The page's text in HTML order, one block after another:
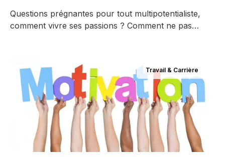
Questions prégnantes pour tout multipotentialiste,
comment vivre ses passions ? Comment ne pas
Enough Job" qui vous permet de vivre vos passions.
Pour elle, cela s'apparente à recevoir une
subvention personnelle pour pouvoir créer. Dans un
Travail & Carrière